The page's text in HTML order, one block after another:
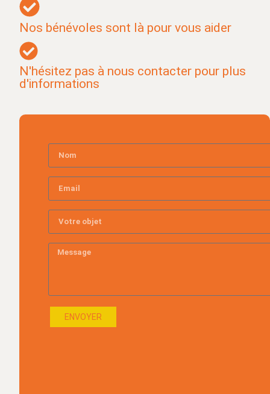
Nos bénévoles sont là pour vous aider
N'hésitez pas à nous contacter pour plus
d'informations
ENVOYER